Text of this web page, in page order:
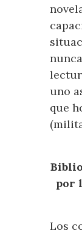
uno
que
por
Los